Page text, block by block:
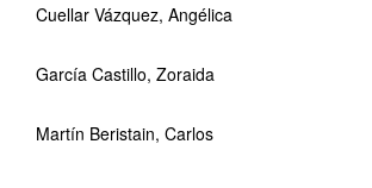
Cuellar Vázquez, Angélica
García Castillo, Zoraida
Martín Beristain, Carlos